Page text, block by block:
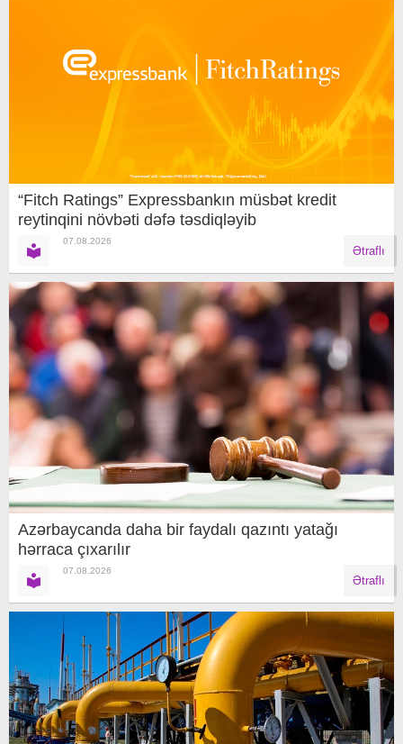
“Fitch Ratings” Expressbankın müsbət kredit
reytinqini növbəti dəfə təsdiqləyib
07.08.2026
Ətraflı
Azərbaycanda daha bir faydalı qazıntı yatağı
hərraca çıxarılır
07.08.2026
Ətraflı